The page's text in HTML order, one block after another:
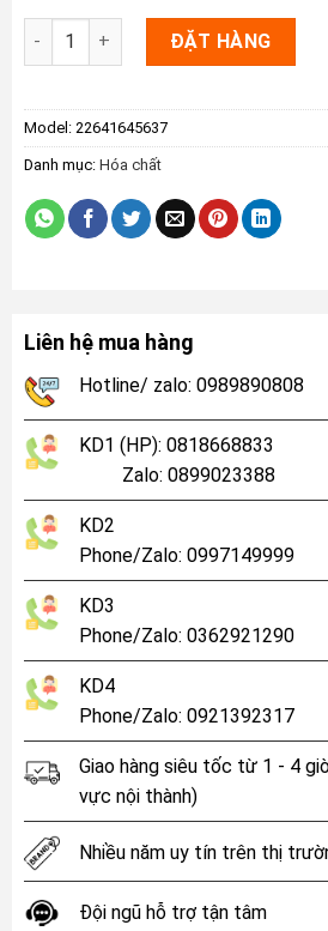
[Hanna Instruments]Thuốc Thử
ĐẶT HÀNG
Model: 22641645637
Danh mục: Hóa chất
Liên hệ mua hàng
Hotline/ zalo: 0989890808
KD1 (HP): 0818668833
Zalo: 0899023388
KD2
Phone/Zalo: 0997149999
KD3
Phone/Zalo: 0362921290
KD4
Phone/Zalo: 0921392317
Giao hàng siêu tốc từ 1 - 4
vực nội thành)
Nhiều năm uy tín trên thị
Đội ngũ hỗ trợ tận tâm